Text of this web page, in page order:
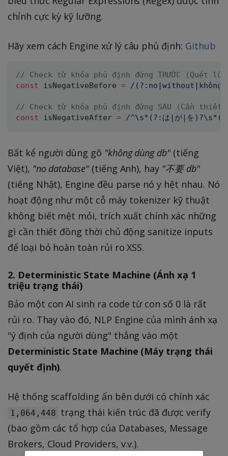
chỉnh cực kỳ kỹ lưỡng.
Hãy xem cách Engine xử lý câu phủ định: Github
// Check từ khóa phủ định đứng TRƯỚC
const isNegativeBefore = /
// Check từ khóa phủ định đứng SAU (Cần
const isNegativeAfter = /^\s*(?:は|が|を
Bất kể người dùng gõ "không dùng db" (tiếng
Việt), "no database"(tiếng Anh), hay "不要 db"
(tiếng Nhật), Engine đều parse nó y hệt nhau. Nó
hoạt động như một cỗ máy tokenizer kỹ thuật
không biết mệt mỏi, trích xuất chính xác những
gì cần thiết đồng thời chủ động sanitize inputs
để loại bỏ hoàn toàn rủi ro XSS.
2. Deterministic State Machine (Ánh xạ 1
triệu trạng thái)
Bảo một con AI sinh ra code từ con số 0 là rất
rủi ro. Thay vào đó, NLP Engine của mình ánh xạ
"ý định của người dùng" thẳng vào một
Deterministic State Machine (Máy trạng thái
quyết định).
Hệ thống scaffolding ẩn bên dưới có chính xác
1,064,448 trạng thái kiến trúc đã được verify
(bao gồm các tổ hợp của Databases, Message
Brokers, Cloud Providers, v.v.).